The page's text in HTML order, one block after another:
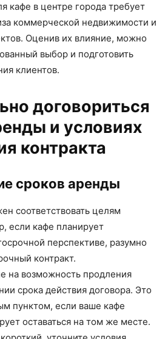
кафе в центре города требует
коммерческой недвижимости и
Оценив их влияние, можно
выбор и подготовить
клиентов.
договориться
и условиях
контракта
сроков аренды
соответствовать целям
если кафе планирует
перспективе, разумно
контракт.
на возможность продления
срока действия договора. Это
пунктом, если ваше кафе
оставаться на том же месте.